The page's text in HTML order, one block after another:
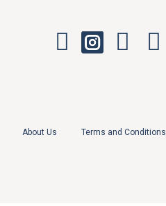
About Us Terms and Conditions